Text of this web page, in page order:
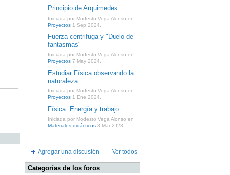
Principio de Arquimedes
Iniciada por Modesto Vega Alonso en
Proyectos 1 Sep 2024.
Fuerza centrifuga y "Duelo de
fantasmas"
Iniciada por Modesto Vega Alonso en
Proyectos 7 May 2024.
Estudiar Física observando la
naturaleza
Iniciada por Modesto Vega Alonso en
Proyectos 1 Ene 2024.
Física. Energía y trabajo
Iniciada por Modesto Vega Alonso en
Materiales didácticos 8 Mar 2023.
Agregar una discusión Ver todos
Categorías de los foros